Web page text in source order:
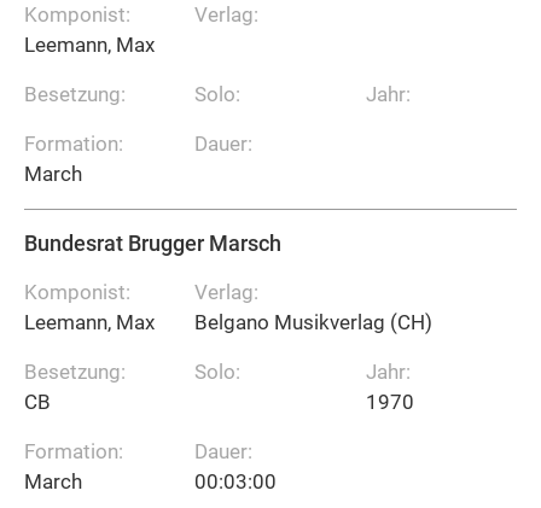
Komponist:
Leemann, Max
Besetzung:
Formation:
March
Verlag:
Solo:
Dauer:
Jahr:
Bundesrat Brugger Marsch
Komponist:
Leemann, Max
Besetzung:
CB
Formation:
March
Verlag:
Belgano Musikverlag (CH)
Solo:
Dauer:
00:03:00
Jahr:
1970